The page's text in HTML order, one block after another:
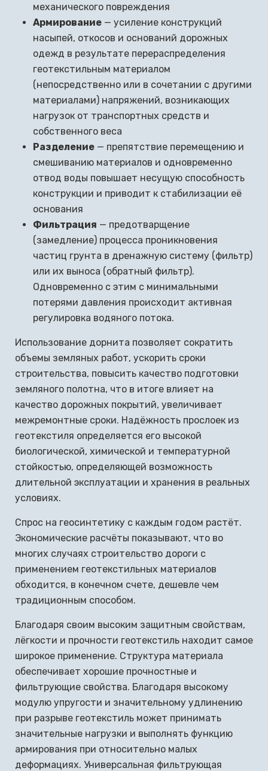
механического повреждения
Армирование — усиление конструкций
насыпей, откосов и оснований дорожных
одежд в результате перераспределения
геотекстильным материалом
(непосредственно или в сочетании с другими
материалами) напряжений, возникающих
нагрузок от транспортных средств и
собственного веса
Разделение — препятствие перемещению и
смешиванию материалов и одновременно
отвод воды повышает несущую способность
конструкции и приводит к стабилизации её
основания
Фильтрация — предотварщение
(замедление) процесса проникновения
частиц грунта в дренажную систему (фильтр)
или их выноса (обратный фильтр).
Одновременно с этим с минимальными
потерями давления происходит активная
регулировка водяного потока.
Использование дорнита позволяет сократить
объемы земляных работ, ускорить сроки
строительства, повысить качество подготовки
земляного полотна, что в итоге влияет на
качество дорожных покрытий, увеличивает
межремонтные сроки. Надёжность прослоек из
геотекстиля определяется его высокой
биологической, химической и температурной
стойкостью, определяющей возможность
длительной эксплуатации и хранения в реальных
условиях.
Спрос на геосинтетику с каждым годом растёт.
Экономические расчёты показывают, что во
многих случаях строительство дороги с
применением геотекстильных материалов
обходится, в конечном счете, дешевле чем
традиционным способом.
Благодаря своим высоким защитным свойствам,
лёгкости и прочности геотекстиль находит самое
широкое применение. Структура материала
обеспечивает хорошие прочностные и
фильтрующие свойства. Благодаря высокому
модулю упругости и значительному удлинению
при разрыве геотекстиль может принимать
значительные нагрузки и выполнять функцию
армирования при относительно малых
деформациях. Универсальная фильтрующая